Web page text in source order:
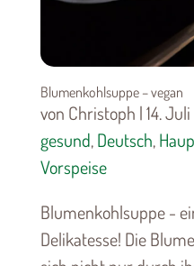
Blumenkohlsuppe – vegan
von Christoph | 14.
gesund,Deutsch,
Vorspeise
Blumenkohlsuppe -
Delikatesse! Die